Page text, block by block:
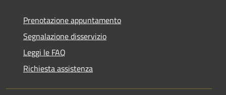
Prenotazione appuntamento
Segnalazione disservizio
Leggi le FAQ
Richiesta assistenza